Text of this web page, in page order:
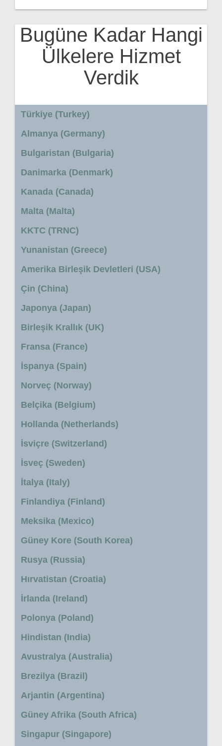
Bugüne Kadar Hangi
Ülkelere Hizmet
Verdik
Türkiye (Turkey)
Almanya (Germany)
Bulgaristan (Bulgaria)
Danimarka (Denmark)
Kanada (Canada)
Malta (Malta)
KKTC (TRNC)
Yunanistan (Greece)
Amerika Birleşik Devletleri (USA)
Çin (China)
Japonya (Japan)
Birleşik Krallık (UK)
Fransa (France)
İspanya (Spain)
Norveç (Norway)
Belçika (Belgium)
Hollanda (Netherlands)
İsviçre (Switzerland)
İsveç (Sweden)
İtalya (Italy)
Finlandiya (Finland)
Meksika (Mexico)
Güney Kore (South Korea)
Rusya (Russia)
Hırvatistan (Croatia)
İrlanda (Ireland)
Polonya (Poland)
Hindistan (India)
Avustralya (Australia)
Brezilya (Brazil)
Arjantin (Argentina)
Güney Afrika (South Africa)
Singapur (Singapore)